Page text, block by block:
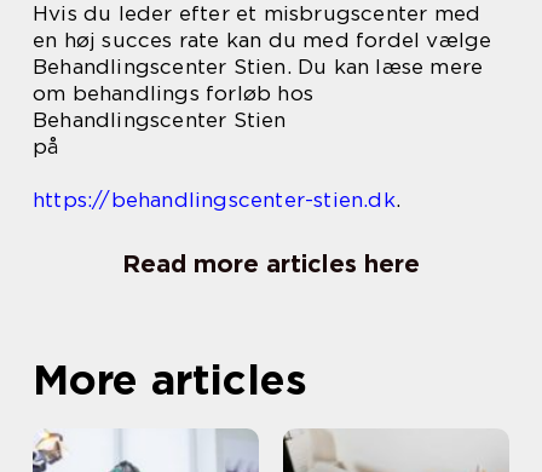
Hvis du leder efter et misbrugscenter med
en høj succes rate kan du med fordel vælge
Behandlingscenter Stien. Du kan læse mere
om behandlings forløb hos
Behandlingscenter Stien
på
https://behandlingscenter-stien.dk.
Read more articles here
More articles